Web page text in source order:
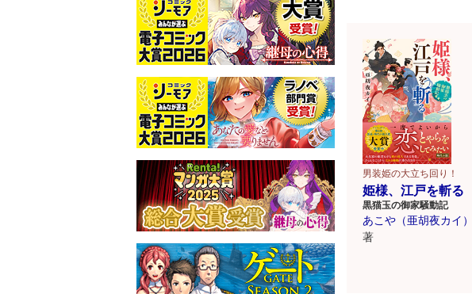
男装姫の大立ち回り！
姫様、江戸を斬る
黒猫玉の御家騒動記
あこや（亜胡夜カイ）
著